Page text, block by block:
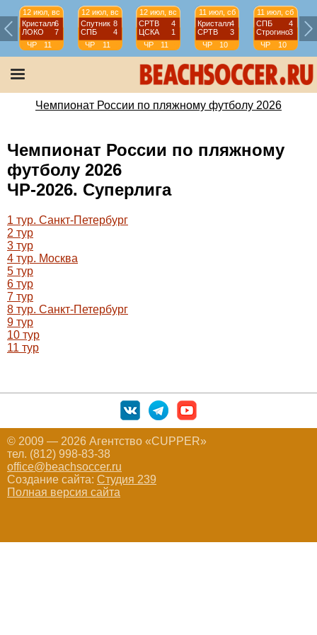
12 июл, вс
Кристалл6
ЛОКО
7
ЧР
11
тур
12 июл, вс
Спутник 8
СПБ
4
ЧР
11
тур
12 июл, вс
СРТВ
4
ЦСКА
1
ЧР
11
тур
11 июл, сб
Кристалл4
СРТВ
3
ЧР
10
тур
11 июл, сб
СПБ
4
Строгино3
ЧР
10
тур
Чемпионат России по пляжному футболу 2026
Чемпионат России по пляжному
футболу 2026
ЧР-2026. Суперлига
1 тур. Санкт-Петербург
2 тур
3 тур
4 тур. Москва
5 тур
6 тур
7 тур
8 тур. Санкт-Петербург
9 тур
10 тур
11 тур
© 2009 — 2026 Агентство «CUPPER»
тел. (812) 998-83-38
office@beachsoccer.ru
Создание сайта: Студия 239
Полная версия сайта